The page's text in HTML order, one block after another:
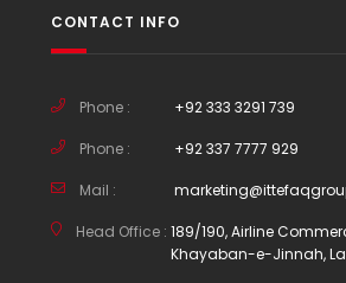
CONTACT INFO
Phone : +92 333 3291 739
Phone : +92 337 7777 929
Mail :
Head Office : 189/190, Airline
Khayaban-e-Jinnah,